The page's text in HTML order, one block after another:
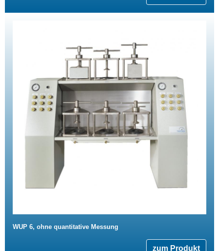
WUP 6, ohne quantitative Messung
zum Produkt